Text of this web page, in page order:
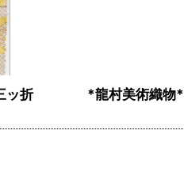
三ッ折 *龍村美術織物*